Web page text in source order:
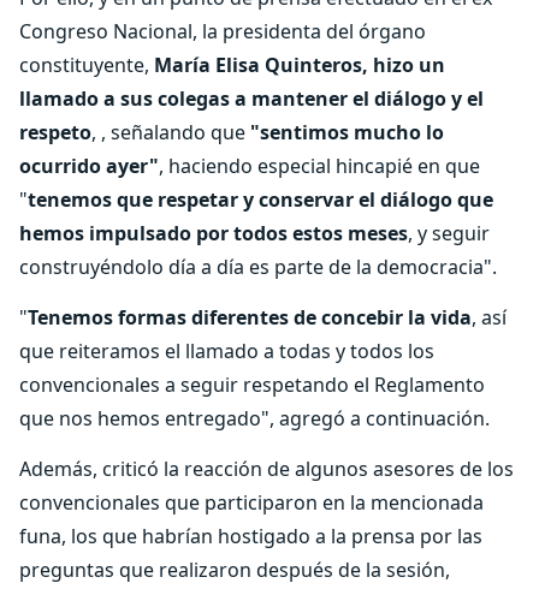
Congreso Nacional, la presidenta del órgano
constituyente, María Elisa Quinteros, hizo un
llamado a sus colegas a mantener el diálogo y el
respeto, , señalando que "sentimos mucho lo
ocurrido ayer", haciendo especial hincapié en que
"tenemos que respetar y conservar el diálogo que
hemos impulsado por todos estos meses, y seguir
construyéndolo día a día es parte de la democracia".
"Tenemos formas diferentes de concebir la vida, así
que reiteramos el llamado a todas y todos los
convencionales a seguir respetando el Reglamento
que nos hemos entregado", agregó a continuación.
Además, criticó la reacción de algunos asesores de los
convencionales que participaron en la mencionada
funa, los que habrían hostigado a la prensa por las
preguntas que realizaron después de la sesión,